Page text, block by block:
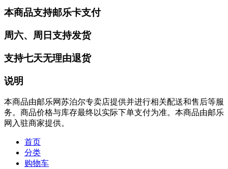
本商品支持邮乐卡支付
周六、周日支持发货
支持七天无理由退货
说明
本商品由邮乐网苏泊尔专卖店提供并进行相关配送和售后等服
务。商品价格与库存最终以实际下单支付为准。本商品由邮乐
网入驻商家提供。
首页
分类
购物车